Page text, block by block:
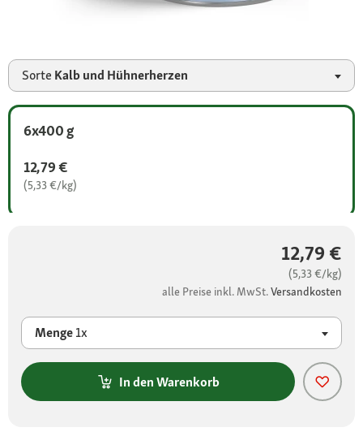
Sorte Kalb und Hühnerherzen
6x400 g
12,79 €
(5,33 €/kg)
12,79 €
(5,33 €/kg)
alle Preise inkl. MwSt.Versandkosten
Menge1x
In den Warenkorb